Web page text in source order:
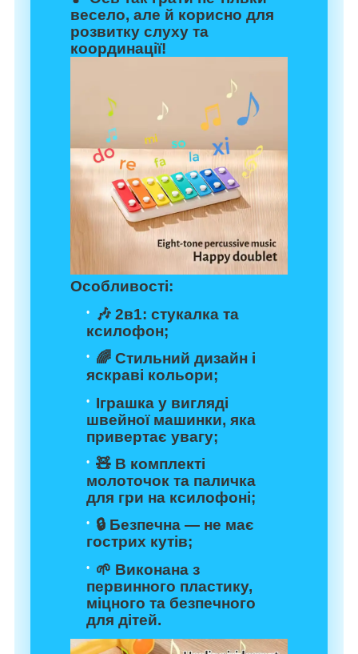
весело, але й корисно для
розвитку слуху та
координації!
Особливості:
🎶 2в1: стукалка та
ксилофон;
🌈 Стильний дизайн і
яскраві кольори;
Іграшка у вигляді
швейної машинки, яка
привертає увагу;
🧸 В комплекті
молоточок та паличка
для гри на ксилофоні;
🔒 Безпечна — не має
гострих кутів;
🌱 Виконана з
первинного пластику,
міцного та безпечного
для дітей.